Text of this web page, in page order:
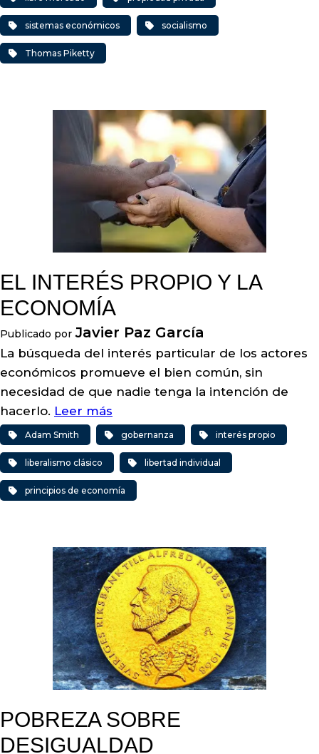
sistemas económicos socialismo
Thomas Piketty
EL INTERÉS PROPIO Y LA
ECONOMÍA
Publicado por Javier Paz García
La búsqueda del interés particular de los actores
económicos promueve el bien común, sin
necesidad de que nadie tenga la intención de
hacerlo. Leer más
Adam Smith gobernanza interés propio
liberalismo clásico libertad individual
principios de economía
POBREZA SOBRE
DESIGUALDAD